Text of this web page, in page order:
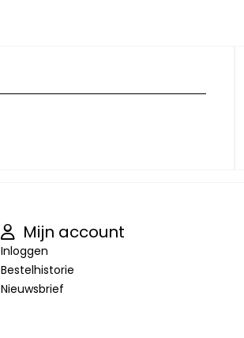
Mijn account
Inloggen
Bestelhistorie
Nieuwsbrief